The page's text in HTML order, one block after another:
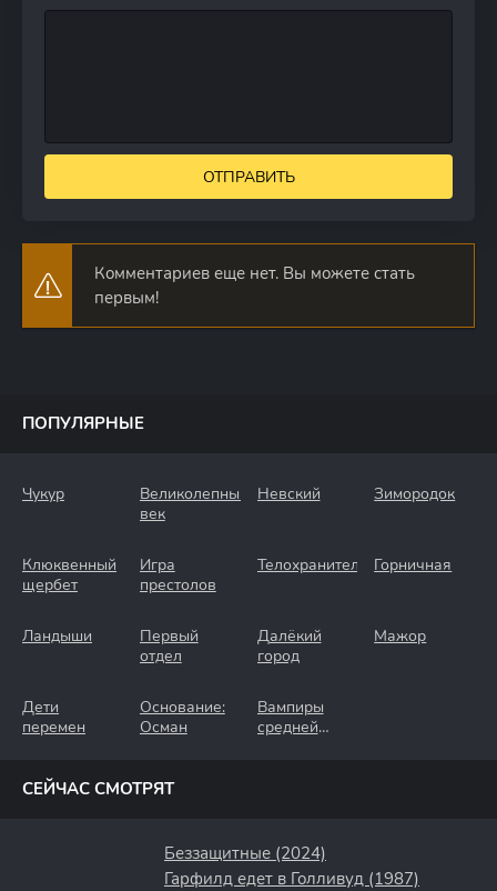
ОТПРАВИТЬ
Комментариев еще нет. Вы можете стать
первым!
ПОПУЛЯРНЫЕ
Чукур
Великолепный
век
Невский Зимородок
Клюквенный
щербет
Игра
престолов
Телохранители Горничная
Ландыши
Первый
отдел
Далёкий
город
Мажор
Дети
перемен
Основание:
Осман
Вампиры
средней
СЕЙЧАС СМОТРЯТ
Беззащитные (2024)
Гарфилд едет в Голливуд (1987)